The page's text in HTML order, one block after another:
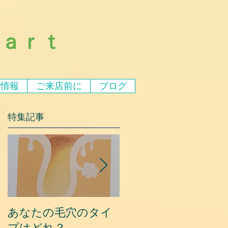
ｒｔ
報 ご来店前に ブログ
特集記事
あなたの毛穴のタイ